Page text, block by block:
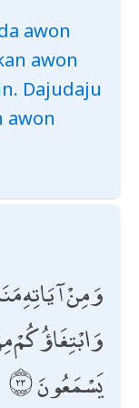
awon
awon
Dajudaju
awon
وَمِنْ آيَاتِهِ
وَابْتِغَاؤُكُمْ
يَسْمَعُونَ